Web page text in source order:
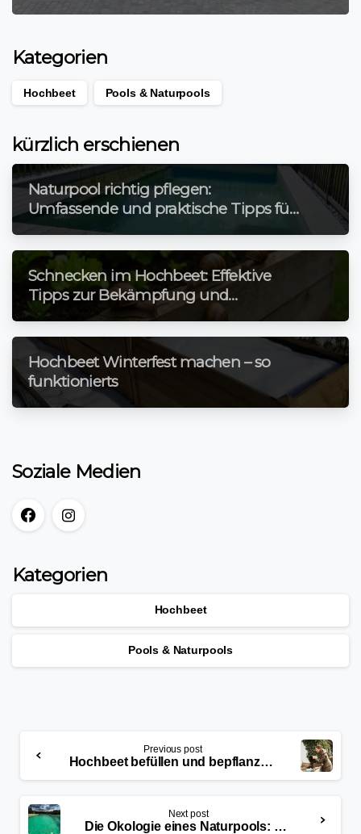
Kategorien
Hochbeet Pools & Naturpools
kürzlich erschienen
Naturpool richtig pflegen:
Umfassende und praktische Tipps für
jede Jahreszeit
Schnecken im Hochbeet: Effektive
Tipps zur Bekämpfung und
Vorbeugung!
Hochbeet Winterfest machen – so
funktionierts
Soziale Medien
Kategorien
Hochbeet
Pools & Naturpools
Previous post
Hochbeet befüllen und bepflanzen – So geht’s
Next post
Die Ökologie eines Naturpools: Wie es funktioniert